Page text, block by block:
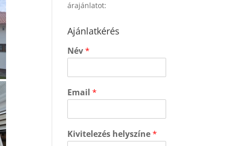
árajánlatot:
Ajánlatkérés
Név*
Email*
Kivitelezés helyszíne*